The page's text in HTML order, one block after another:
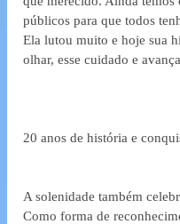
públicos para que todos
Ela lutou muito e hoje sua
olhar, esse cuidado e
20 anos de história e
A solenidade também
Como forma de